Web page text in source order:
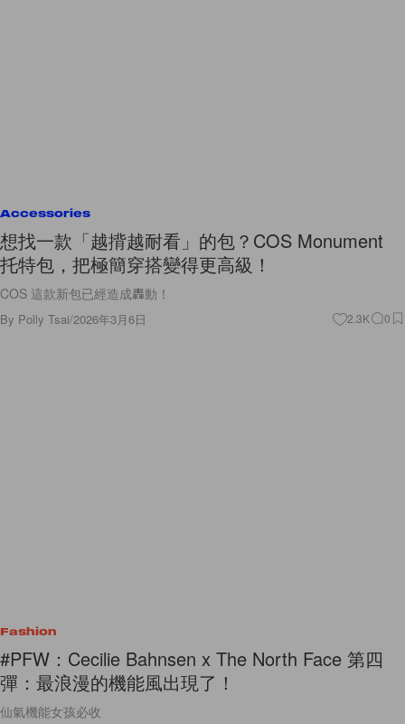
Accessories
想找一款「越揹越耐看」的包？COS Monument
托特包，把極簡穿搭變得更高級！
COS 這款新包已經造成轟動！
By Polly Tsai/2026年3月6日 2.3K 0
Fashion
#PFW：Cecilie Bahnsen x The North Face 第四
彈：最浪漫的機能風出現了！
仙氣機能女孩必收